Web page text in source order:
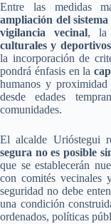
Entre las medidas
ampliación del
vigilancia vecinal, la
culturales y deportivos
la incorporación de
pondrá énfasis en la
humanos y
desde edades
comunidades.
El alcalde Urióstegui
segura no es posible
que se establecerán
con comités vecinales
seguridad no debe
una condición
ordenados, políticas